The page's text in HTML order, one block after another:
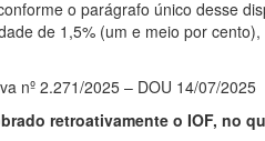
o parágrafo único desse
de 1,5% (um e meio por
nº 2.271/2025 – DOU 14/07/2025
retroativamente o IOF, no